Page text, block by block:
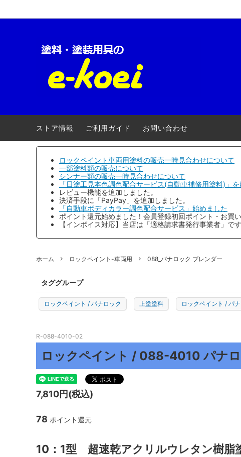
ロックペイント-車両用
三井化学産資 大阪ガスケ
ファレクラ ゆたか磨材
メグロ化学工業
明治機械製作所
コンパクトツール 埼玉精機
プロトリオス マルテー大塚
J TAPE 日本製紙クレ
TEROSON
KYOTO DETAIL ADENNA
【キャンペーン】
安全衛生用品
ストア情報
ご利用ガイド お問い合わせ
ロックペイント車両用塗料の販売一時見合わせについて
一部塗料類の販売について
シンナー類の販売一時見合わせについて
「日塗工見本色調色配合サービス(自動車補修用塗料)」
レビュー機能を追加しました。
決済手段に「PayPay」を追加しました。
「自動車ボディカラー調色配合サービス」始めました
ポイント還元始めました！会員登録初回ポイント・お買
【インボイス対応】当店は「適格請求書発行事業者」です
ホーム ロックペイント-車両用 088_パナロック ブレンダー
タググループ
ロックペイント / パナロック 上塗塗料 ロックペイント / パ
R-088-4010-02
ロックペイント / 088-4010 パナ
7,810円(税込)
78 ポイント還元
10：1型 超速乾アクリルウレタン樹脂